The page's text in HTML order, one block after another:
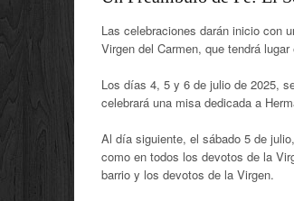
Las celebraciones darán inicio con
Virgen del Carmen, que tendrá
Los días 4, 5 y 6 de julio de 2025,
celebrará una misa dedicada a
Al día siguiente, el sábado 5 de
como en todos los devotos de la
barrio y los devotos de la Virgen.